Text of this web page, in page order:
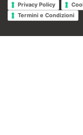
Privacy Policy
Termini e Condizioni